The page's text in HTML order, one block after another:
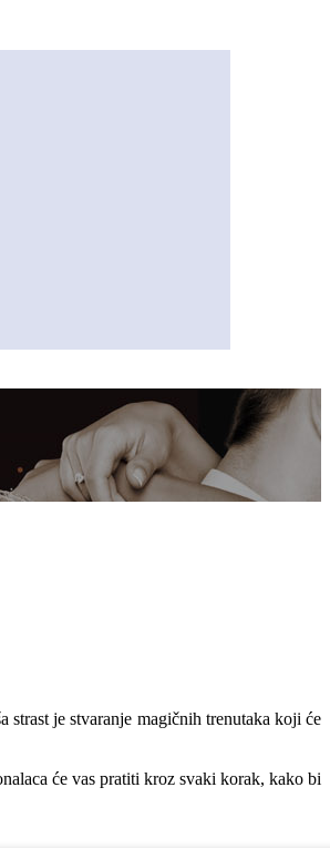
strast je stvaranje magičnih trenutaka koji će
će vas pratiti kroz svaki korak, kako bi